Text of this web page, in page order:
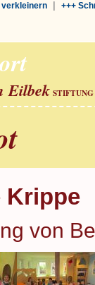
| +++
Eilbek
Krippe
von